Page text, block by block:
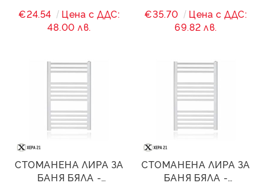
€24.54
Цена с ДДС:
48.00 лв.
€35.70
Цена с ДДС:
69.82 лв.
СТОМАНЕНА ЛИРА ЗА
БАНЯ БЯЛА -
СТОМАНЕНА ЛИРА ЗА
БАНЯ БЯЛА -